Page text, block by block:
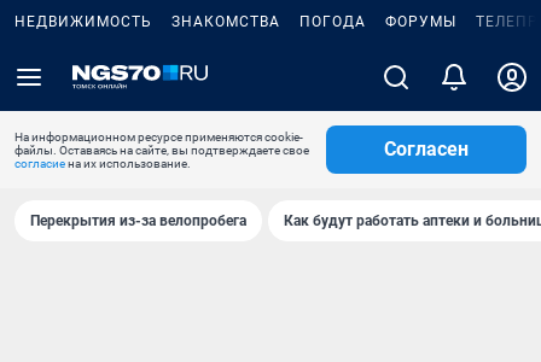
НЕДВИЖИМОСТЬ ЗНАКОМСТВА ПОГОДА ФОРУМЫ
На информационном ресурсе применяются cookie-
файлы. Оставаясь на сайте, вы подтверждаете свое
согласиена их использование.
Согласен
Перекрытия из-за велопробега Как будут работать аптеки и